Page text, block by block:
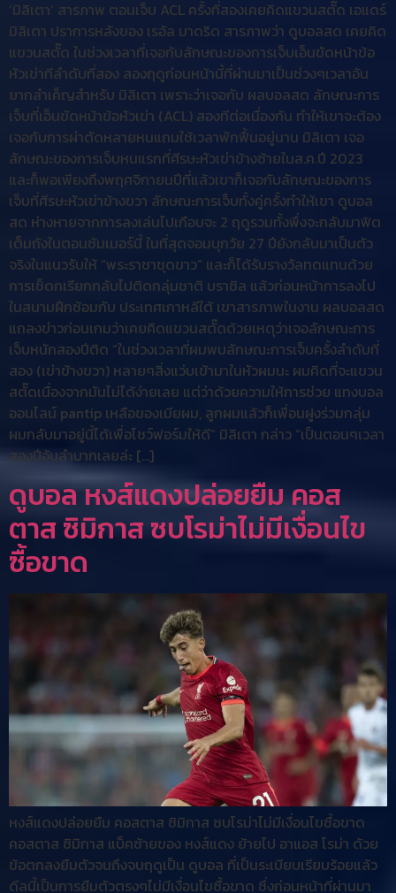
‘มิลิเตา’ สารภาพ ตอนเจ็บ ACL ครั้งที่สองเคยคิดแขวนสตั๊ด เอแดร์
มิลิเตา ปราการหลังของ เรอัล มาดริด สารภาพว่า ดูบอลสด เคยคิด
แขวนสตั๊ด ในช่วงเวลาที่เจอกับลักษณะของการเจ็บเอ็นขัดหน้าข้อ
หัวเข่าทีลำดับที่สอง สองฤดูก่อนหน้านี้ที่ผ่านมาเป็นช่วงๆเวลาอัน
ยากลำเค็ญสำหรับ มิลิเตา เพราะว่าเจอกับ ผลบอลสด ลักษณะการ
เจ็บที่เอ็นขัดหน้าข้อหัวเข่า (ACL) สองทีต่อเนื่องกัน ทำให้เขาจะต้อง
เจอกับการผ่าตัดหลายหนแถมใช้เวลาพักฟื้นอยู่นาน มิลิเตา เจอ
ลักษณะของการเจ็บหนแรกที่ศีรษะหัวเข่าข้างซ้ายในส.ค.ปี 2023
และก็พอเพียงถึงพฤศจิกายนปึที่แล้วเขาก็เจอกับลักษณะของการ
เจ็บที่ศีรษะหัวเข่าข้างขวา ลักษณะการเจ็บทั้งคู่ครั้งทำให้เขา ดูบอล
สด ห่างหายจากการลงเล่นไปเกือบจะ 2 ฤดูรวมทั้งพึ่งจะกลับมาฟิต
เต็มถังในตอนซัมเมอร์นี้ ในที่สุดจอมบุกวัย 27 ปียังกลับมาเป็นตัว
จริงในแนวรับให้ “พระราชาชุดขาว” และก็ได้รับรางวัลทดแทนด้วย
การเช็ดกเรียกกลับไปติดกลุ่มชาติ บราซิล แล้วก่อนหน้าการลงไป
ในสนามฝึกซ้อมกับ ประเทศเกาหลีใต้ เขาสารภาพในงาน ผลบอลสด
แถลงข่าวก่อนเกมว่าเคยคิดแขวนสตั๊ดด้วยเหตุว่าเจอลักษณะการ
เจ็บหนักสองปีติด “ในช่วงเวลาที่ผมพบลักษณะการเจ็บครั้งลำดับที่
สอง (เข่าข้างขวา) หลายๆสิ่งแว่บเข้ามาในหัวผมนะ ผมคิดที่จะแขวน
สตั๊ดเนื่องจากมันไม่ได้ง่ายเลย แต่ว่าด้วยความให้การช่วย แทงบอล
ออนไลน์ pantip เหลือของเมียผม, ลูกผมแล้วก็เพื่อนฝูงร่วมกลุ่ม
ผมกลับมาอยู่นี้ได้เพื่อโชว์ฟอร์มให้ดี” มิลิเตา กล่าว “เป็นตอนๆเวลา
สองปีอันลำบากเลยล่ะ […]
ดูบอล หงส์แดงปล่อยยืม คอส
ตาส ซิมิกาส ซบโรม่าไม่มีเงื่อนไข
ซื้อขาด
หงส์แดงปล่อยยืม คอสตาส ซิมิกาส ซบโรม่าไม่มีเงื่อนไขซื้อขาด
คอสตาส ซิมิกาส แบ็คซ้ายของ หงส์แดง ย้ายไป อาแอส โรม่า ด้วย
ข้อตกลงยืมตัวจนถึงจบฤดูเป็น ดูบอล ที่เป็นระเบียบเรียบร้อยแล้ว
ดีลนี้เป็นการยืมตัวตรงๆไม่มีเงื่อนไขซื้อขาด ซึ่งก่อนหน้าที่ผ่านมา